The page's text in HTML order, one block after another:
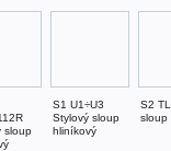
sloup
S1 U1÷U3
Stylový sloup
hliníkový
S2
sloup